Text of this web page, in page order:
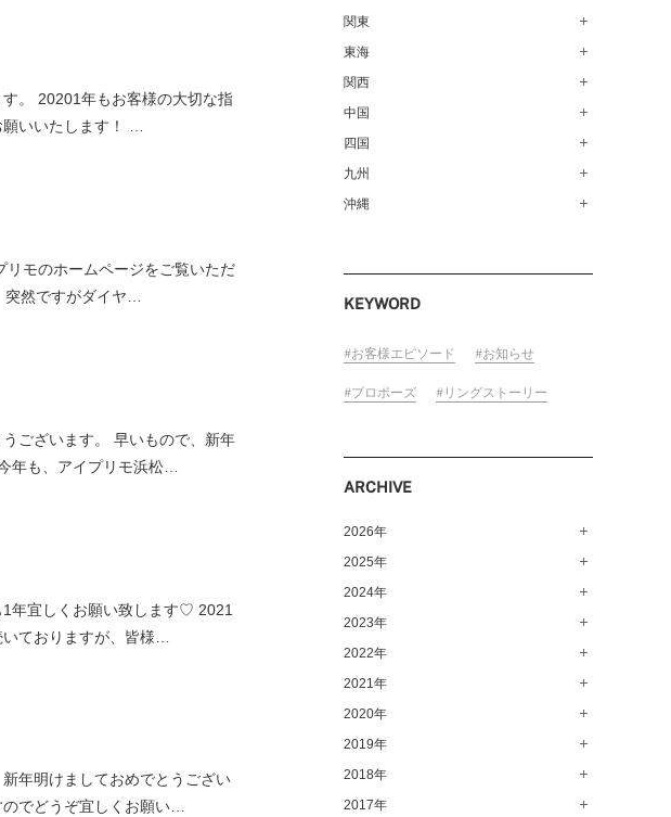
FOLLOW US ON
。 20201年もお客様の大切な指
いいたします！ …
モのホームページをご覧いただ
然ですがダイヤ…
ございます。 早いもので、新年
年も、アイプリモ浜松…
年宜しくお願い致します♡ 2021
ておりますが、皆様…
年明けましておめでとうござい
でどうぞ宜しくお願い…
青森店（254）
仙台店（147）
秋田店（123）
盛岡大通店（203）
山形店（153）
郡山モルティ店（153）
いわき店（129）
甲府店（63）
新潟店（168）
長野店（148）
松本店（161）
富山店（100）
金沢店（139）
福井店（117）
関東
銀座本店（149）
新宿店（137）
池袋店（134）
吉祥寺マルイ店（111）
町田店（142）
立川店（119）
ラゾーナ川崎プラザ店（84）
そごう千葉店（124）
柏店（141）
宇都宮店（143）
東海
名古屋栄店（125）
名古屋駅前店（72）
豊橋店（149）
岐阜店（122）
近鉄四日市店（141）
関西
なんばパークス店（146）
梅田茶屋町店（84）
梅田ハービスENT店（85）
近鉄あべのハルカス店（139）
奈良店（168）
中国
広島店（102）
福山店（239）
岡山店（170）
四国
高松店（172）
松山店（171）
九州
福岡天神店（117）
大分店（96）
沖縄
KEYWORD
お客様エピソード お知らせ
プロポーズ リングストーリー
ARCHIVE
2026年
8月（13）
7月（64）
6月（58）
5月（62）
4月（55）
3月（64）
2月（50）
1月（58）
2025年
12月（65）
11月（56）
10月（67）
9月（50）
8月（67）
7月（68）
6月（59）
5月（59）
2024年
12月（71）
11月（61）
10月（60）
9月（57）
8月（64）
7月（66）
6月（63）
2023年
12月（71）
11月（61）
10月（66）
9月（53）
8月（67）
7月（73）
2022年
12月（72）
11月（77）
10月（74）
9月（75）
8月（80）
2021年
12月（69）
11月（83）
10月（64）
9月（62）
2020年
12月（63）
11月（59）
10月（60）
2019年
12月（64）
11月（70）
2018年
12月（80）
2017年